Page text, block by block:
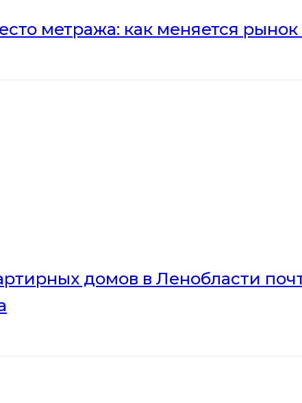
метража: как меняется
домов в Ленобласти